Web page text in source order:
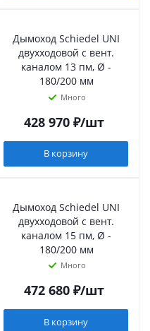
Дымоход Schiedel UNI
двухходовой с вент.
каналом 13 пм, Ø -
180/200 мм
Много
428 970₽/шт
В корзину
Дымоход Schiedel UNI
двухходовой с вент.
каналом 15 пм, Ø -
180/200 мм
Много
472 680₽/шт
В корзину